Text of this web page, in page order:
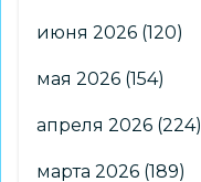
июня 2026 (120)
мая 2026 (154)
апреля 2026 (224)
марта 2026 (189)